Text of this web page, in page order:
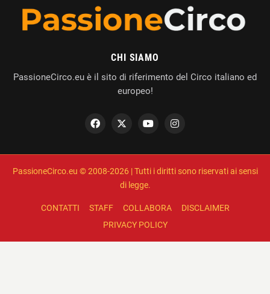
CHI SIAMO
PassioneCirco.eu è il sito di riferimento del Circo italiano ed
europeo!
PassioneCirco.eu © 2008-2026 | Tutti i diritti sono riservati ai sensi
di legge.
CONTATTI STAFF COLLABORA
DISCLAIMER
PRIVACY POLICY